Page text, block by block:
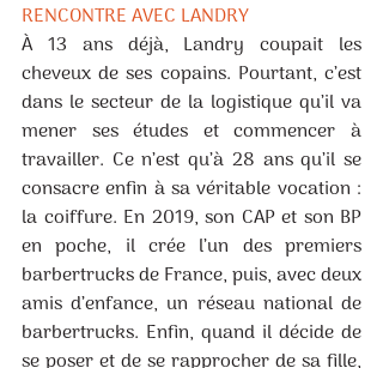
RENCONTRE AVEC LANDRY
À 13 ans déjà, Landry coupait les
cheveux de ses copains. Pourtant, c’est
dans le secteur de la logistique qu’il va
mener ses études et commencer à
travailler. Ce n’est qu’à 28 ans qu’il se
consacre enfin à sa véritable vocation :
la coiffure. En 2019, son CAP et son BP
en poche, il crée l’un des premiers
barbertrucks de France, puis, avec deux
amis d’enfance, un réseau national de
barbertrucks. Enfin, quand il décide de